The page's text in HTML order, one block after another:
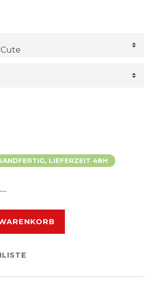
LIEFERZEIT 48H